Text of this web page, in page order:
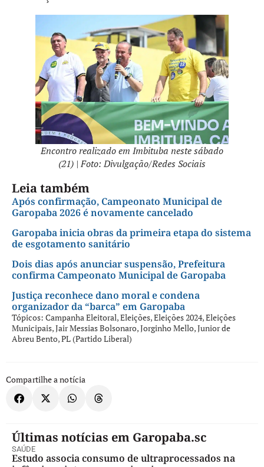
Encontro realizado em Imbituba neste sábado
(21) | Foto: Divulgação/Redes Sociais
Leia também
Após confirmação, Campeonato Municipal de
Garopaba 2026 é novamente cancelado
Garopaba inicia obras da primeira etapa do sistema
de esgotamento sanitário
Dois dias após anunciar suspensão, Prefeitura
confirma Campeonato Municipal de Garopaba
Justiça reconhece dano moral e condena
organizador da “barca” em Garopaba
Tópicos: Campanha Eleitoral,Eleições,Eleições 2024,Eleições
Municipais,Jair Messias Bolsonaro,Jorginho Mello,Junior de
Abreu Bento,PL (Partido Liberal)
Compartilhe a notícia
Últimas notícias em Garopaba.sc
SAÚDE
Estudo associa consumo de ultraprocessados na